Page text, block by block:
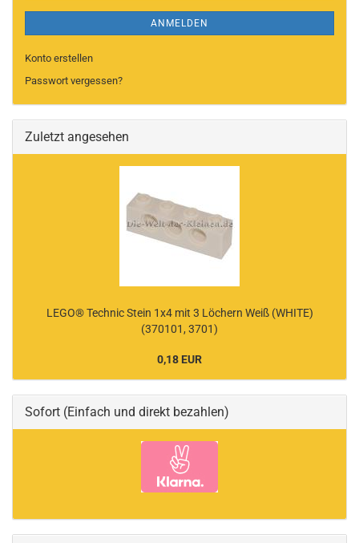
ANMELDEN
Konto erstellen
Passwort vergessen?
Zuletzt angesehen
LEGO® Technic Stein 1x4 mit 3 Löchern Weiß (WHITE)
(370101, 3701)
0,18 EUR
Sofort (Einfach und direkt bezahlen)